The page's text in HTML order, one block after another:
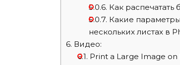
5.0.6. Как
5.0.7. Какие
нескольких листах в
6. Видео:
6.1. Print a Large Image